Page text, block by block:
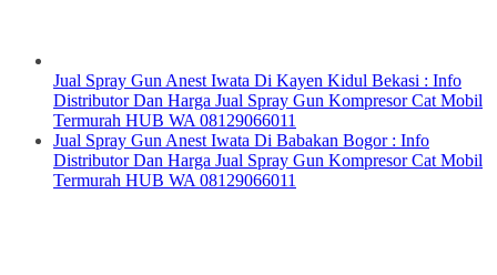
Jual Spray Gun Anest Iwata Di Kayen Kidul Bekasi : Info
Distributor Dan Harga Jual Spray Gun Kompresor Cat Mobil
Termurah HUB WA 08129066011
Jual Spray Gun Anest Iwata Di Babakan Bogor : Info
Distributor Dan Harga Jual Spray Gun Kompresor Cat Mobil
Termurah HUB WA 08129066011